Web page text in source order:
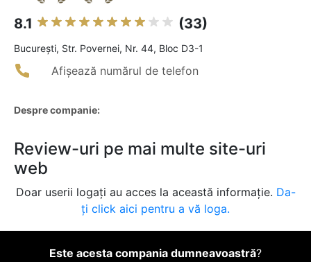
8.1 (33)
Bucureşti, Str. Povernei, Nr. 44, Bloc D3-1
Afișează numărul de telefon
Despre companie:
Review-uri pe mai multe site-uri
web
Doar userii logați au acces la această informație. Da-
ți click aici pentru a vă loga.
Este acesta compania dumneavoastră?